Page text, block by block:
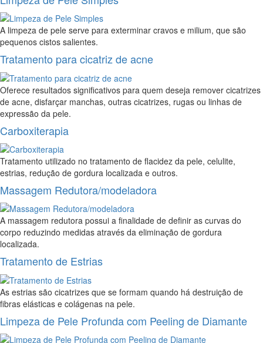
A limpeza de pele serve para exterminar cravos e milium, que são
pequenos cistos salientes.
Tratamento para cicatriz de acne
Oferece resultados significativos para quem deseja remover cicatrizes
de acne, disfarçar manchas, outras cicatrizes, rugas ou linhas de
expressão da pele.
Carboxiterapia
Tratamento utilizado no tratamento de flacidez da pele, celulite,
estrias, redução de gordura localizada e outros.
Massagem Redutora/modeladora
A massagem redutora possui a finalidade de definir as curvas do
corpo reduzindo medidas através da eliminação de gordura
localizada.
Tratamento de Estrias
As estrias são cicatrizes que se formam quando há destruição de
fibras elásticas e colágenas na pele.
Limpeza de Pele Profunda com Peeling de Diamante